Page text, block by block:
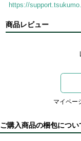
https://
商品レビュー
マイペー
ご購入商品の梱包につい